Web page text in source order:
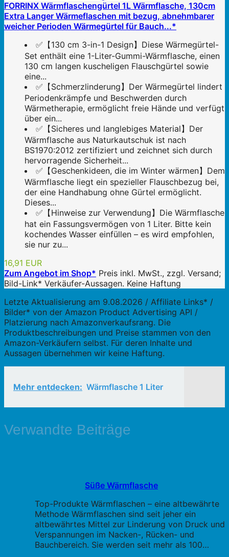
FORRINX Wärmflaschengürtel 1L Wärmflasche, 130cm
Extra Langer Wärmeflaschen mit bezug, abnehmbarer
weicher Perioden Wärmegürtel für Bauch...*
✅【130 cm 3-in-1 Design】Diese Wärmegürtel-
Set enthält eine 1-Liter-Gummi-Wärmflasche, einen
130 cm langen kuscheligen Flauschgürtel sowie
eine...
✅【Schmerzlinderung】Der Wärmegürtel lindert
Periodenkrämpfe und Beschwerden durch
Wärmetherapie, ermöglicht freie Hände und verfügt
über ein...
✅【Sicheres und langlebiges Material】Der
Wärmflasche aus Naturkautschuk ist nach
BS1970:2012 zertifiziert und zeichnet sich durch
hervorragende Sicherheit...
✅【Geschenkideen, die im Winter wärmen】Dem
Wärmflasche liegt ein spezieller Flauschbezug bei,
der eine Handhabung ohne Gürtel ermöglicht.
Dieses...
✅【Hinweise zur Verwendung】Die Wärmflasche
hat ein Fassungsvermögen von 1 Liter. Bitte kein
kochendes Wasser einfüllen – es wird empfohlen,
sie nur zu...
16,91 EUR
Zum Angebot im Shop* Preis inkl. MwSt., zzgl. Versand;
Bild-Link* Verkäufer-Aussagen. Keine Haftung
Letzte Aktualisierung am 9.08.2026 / Affiliate Links* /
Bilder* von der Amazon Product Advertising API /
Platzierung nach Amazonverkaufsrang. Die
Produktbeschreibungen und Preise stammen von den
Amazon-Verkäufern selbst. Für deren Inhalte und
Aussagen übernehmen wir keine Haftung.
Mehr entdecken: Wärmflasche 1 Liter
Verwandte Beiträge
Süße Wärmflasche
Top-Produkte Wärmflaschen – eine altbewährte
Methode Wärmflaschen sind seit jeher ein
altbewährtes Mittel zur Linderung von Druck und
Verspannungen im Nacken-, Rücken- und
Bauchbereich. Sie werden seit mehr als 100…